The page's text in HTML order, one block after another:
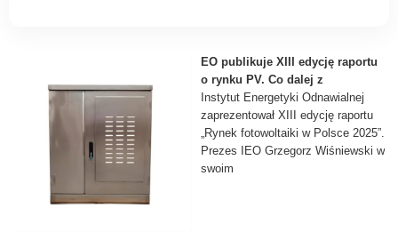
EO publikuje XIII edycję raportu
o rynku PV. Co dalej z
Instytut Energetyki Odnawialnej
zaprezentował XIII edycję raportu
„Rynek fotowoltaiki w Polsce 2025”.
Prezes IEO Grzegorz Wiśniewski w
swoim